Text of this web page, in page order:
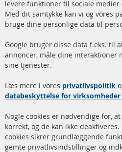
www.contra-automotive.de
Facebook
Instagram
Hurtige links
Dieselpartikelfilter (DPF)
rengøring
Katalysator (KAT)
Sensorer
FAQ
levere funktioner til sociale medier
Med dit samtykke kan vi og vores
bruge dine personlige data til
Google bruger disse data f.eks. til
annoncer, måle dine interaktioner
sine tjenester.
Læs mere i vores privatlivspolitik
databeskyttelse for virksomheder
Nogle cookies er nødvendige for,
korrekt, og de kan ikke
cookies sikrer grundlæggende
gemte privatlivsindstillinger og